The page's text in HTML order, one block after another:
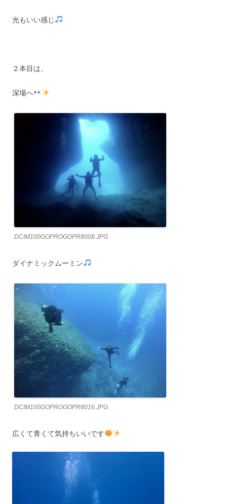
光もいい感じ
２本目は、
深場へ
DCIM100GOPROGOPR8008.JPG
ダイナミックムーミン
DCIM100GOPROGOPR8016.JPG
広くて青くて気持ちいいです